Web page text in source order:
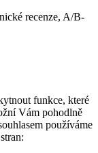
recenze, A/B-
funkce, které
Vám pohodlně
používáme